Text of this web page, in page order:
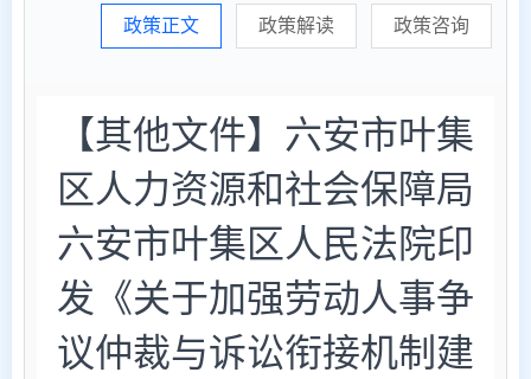
政策正文 政策解读 政策咨询
【其他文件】六安市叶集
区人力资源和社会保障局
六安市叶集区人民法院印
发《关于加强劳动人事争
议仲裁与诉讼衔接机制建